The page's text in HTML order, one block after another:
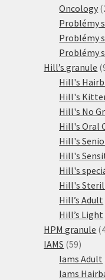
Oncology
Problémy
Problémy
Problémy
Hill’s granule
Hill's
Hill's
Hill's No
Hill's Oral
Hill's
Hill's
Hill's
Hill's
Hill’s Adult
Hill’s Light
HPM granule
IAMS 5959
Iams Adult
Iams